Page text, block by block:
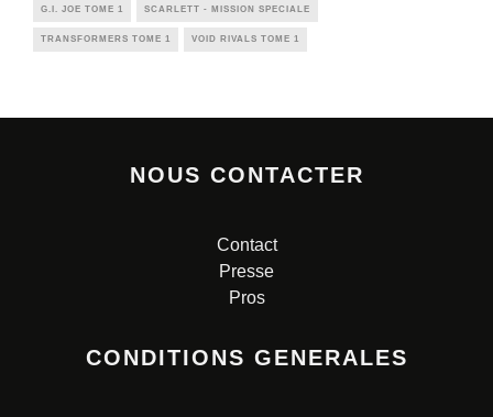
G.I. JOE TOME 1 SCARLETT - MISSION SPECIALE
TRANSFORMERS TOME 1 VOID RIVALS TOME 1
NOUS CONTACTER
Contact
Presse
Pros
CONDITIONS GENERALES